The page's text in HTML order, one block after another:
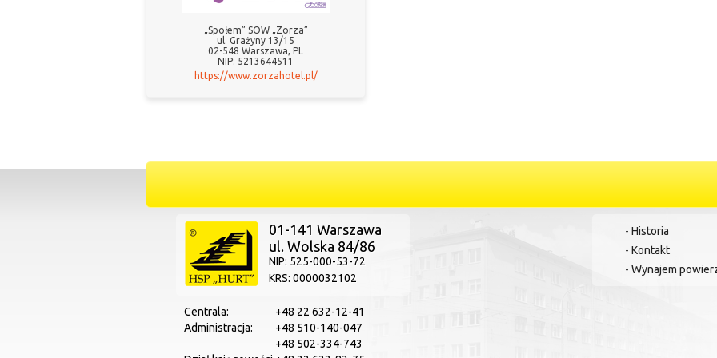
„Społem” SOW „Zorza”
ul. Grażyny 13/15
02-548 Warszawa, PL
NIP: 5213644511
https://www.zorzahotel.pl/
01-141 Warszawa
ul. Wolska 84/86
NIP: 525-000-53-72
KRS: 0000032102
Centrala:
+48 22 632-12-41
Administracja:
+48 510-140-047
+48 502-334-743
- Historia
- Kontakt
- Wynajem